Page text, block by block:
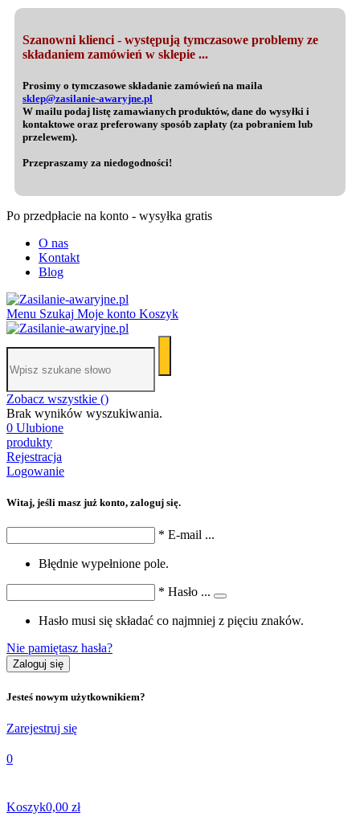
Szanowni klienci - występują tymczasowe problemy ze
składaniem zamówień w sklepie ...
Prosimy o tymczasowe składanie zamówień na maila
sklep@zasilanie-awaryjne.pl
W mailu podaj listę zamawianych produktów, dane do wysyłki i
kontaktowe oraz preferowany sposób zapłaty (za pobraniem lub
przelewem).
Przepraszamy za niedogodności!
Po przedpłacie na konto - wysyłka gratis
O nas
Kontakt
Blog
Menu Szukaj Moje konto Koszyk
Zobacz wszystkie ()
Brak wyników wyszukiwania.
0 Ulubione
produkty
Rejestracja
Logowanie
Witaj, jeśli masz już konto, zaloguj się.
* E-mail ...
Błędnie wypełnione pole.
* Hasło ...
Hasło musi się składać co najmniej z pięciu znaków.
Nie pamiętasz hasła?
Zaloguj się
Jesteś nowym użytkownikiem?
Zarejestruj się
0
Koszyk0,00 zł